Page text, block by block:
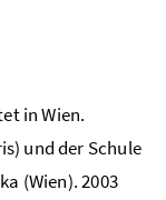
in Wien.
und der Schule
(Wien). 2003